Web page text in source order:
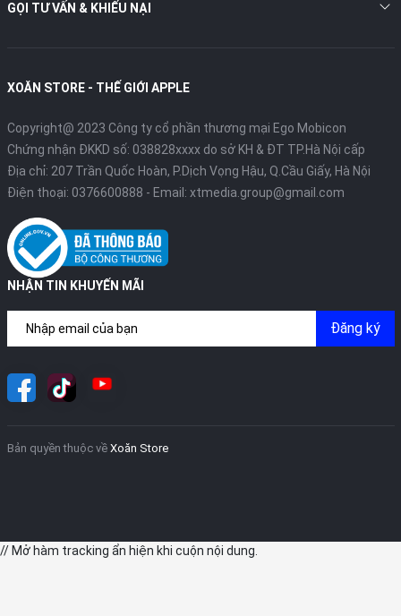
GỌI TƯ VẤN & KHIẾU NẠI
XOĂN STORE - THẾ GIỚI APPLE
Copyright@ 2023 Công ty cổ phần thương mại Ego Mobicon
Chứng nhận ĐKKD số: 038828xxxx do sở KH & ĐT TP.Hà Nội cấp
Địa chỉ: 207 Trần Quốc Hoàn, P.Dịch Vọng Hậu, Q.Cầu Giấy, Hà Nội
Điện thoại: 0376600888 - Email: xtmedia.group@gmail.com
NHẬN TIN KHUYẾN MÃI
Đăng ký
Bản quyền thuộc về Xoăn Store
// Mở hàm tracking ẩn hiện khi cuộn nội dung.